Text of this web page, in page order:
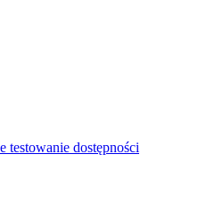
testowanie dostępności